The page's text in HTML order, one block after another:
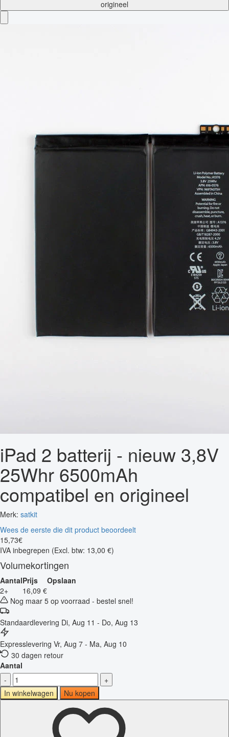
iPad 2 batterij - nieuw 3,8V
25Whr 6500mAh
compatibel en origineel
Merk: satkit
Wees de eerste die dit product beoordeelt
15,73€
IVA inbegrepen (Excl. btw: 13,00 €)
Volumekortingen
AantalPrijs
Opslaan
2+
16,09 €
Nog maar 5 op voorraad - bestel snel!
Standaardlevering Di, Aug 11 - Do, Aug 13
Expresslevering Vr, Aug 7 - Ma, Aug 10
30 dagen retour
Aantal
-
+
In winkelwagen
Nu kopen